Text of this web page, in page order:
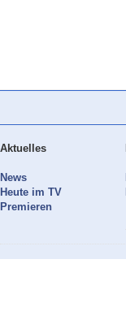
Aktuelles
News
Heute im TV
Premieren